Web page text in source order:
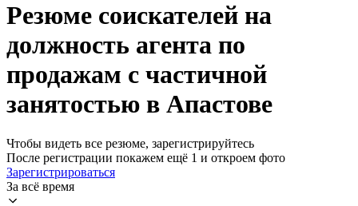
Резюме соискателей на
должность агента по
продажам с частичной
занятостью в Апастове
Чтобы видеть все резюме, зарегистрируйтесь
После регистрации покажем ещё 1 и откроем фото
Зарегистрироваться
За всё время